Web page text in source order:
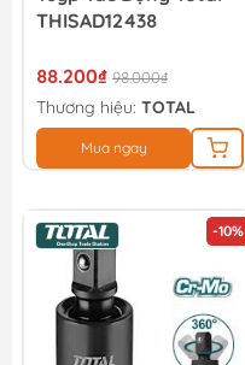
THISAD12438
88.200₫ 98.000₫
Thương hiệu: TOTAL
Mua ngay
-10%